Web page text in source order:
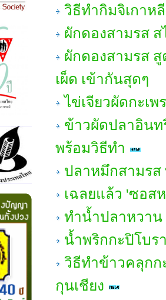
วิธีทำกิมจิเกาห
ผักดองสามรส
ผักดองสามรส
เผ็ด เข้ากันสุดๆ
ไข่เจียวผัดกะเพ
ข้าวผัดปลาอินท
พร้อมวิธีทำ
ปลาหมึกสามรส
เฉลยแล้ว 'ซอส
ทำน้ำปลาหวาน
น้ำพริกกะปิโบร
วิธีทำข้าวคลุก
กุนเชียง